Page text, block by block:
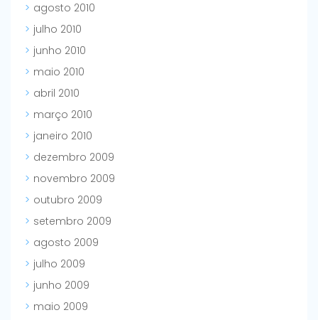
agosto 2010
julho 2010
junho 2010
maio 2010
abril 2010
março 2010
janeiro 2010
dezembro 2009
novembro 2009
outubro 2009
setembro 2009
agosto 2009
julho 2009
junho 2009
maio 2009